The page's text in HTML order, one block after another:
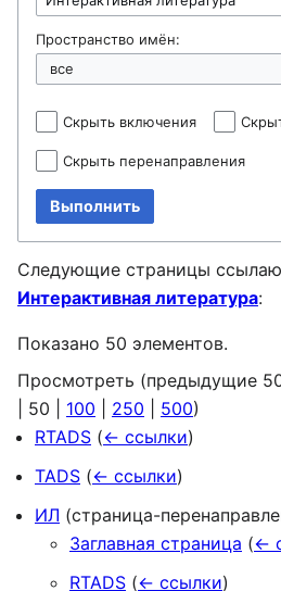
Пространство имён:
Скрыть включения
Скрыть перенаправления
Выполнить
Следующие страницы
Интерактивная литература:
Показано 50 элементов.
Просмотреть (предыдущие
50 100 250 500)
RTADS (← ссылки)
TADS (← ссылки)
ИЛ (страница-
Заглавная страница (←
RTADS (← ссылки)